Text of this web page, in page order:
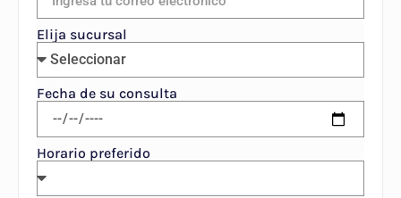
Elija sucursal
Fecha de su consulta
Horario preferido